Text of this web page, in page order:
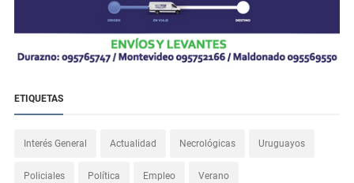
ETIQUETAS
Interés General Actualidad Necrológicas Uruguayos
Policiales Política Empleo Verano